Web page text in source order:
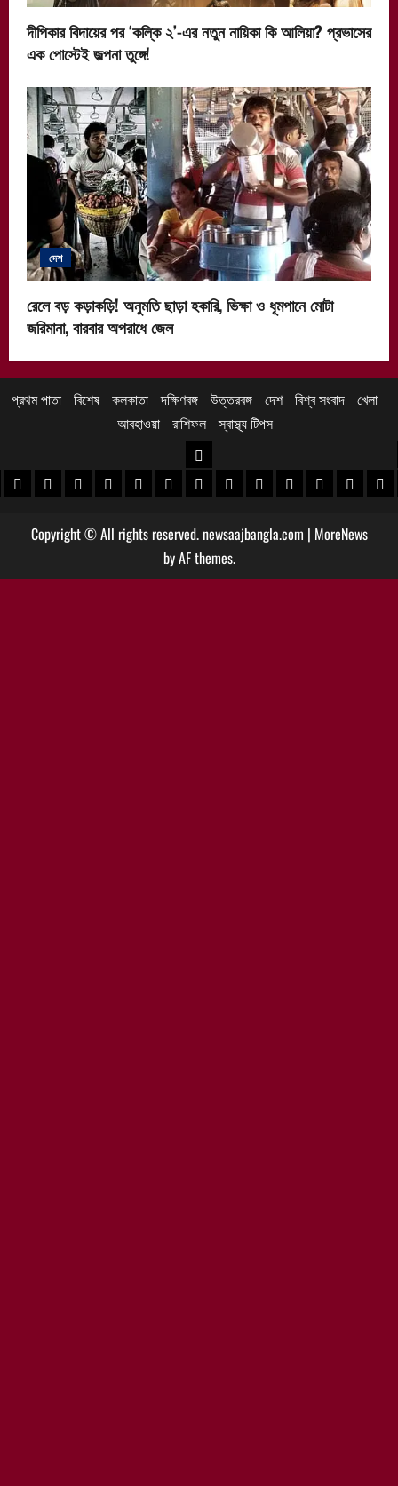
দীপিকার বিদায়ের পর ‘কল্কি ২’-এর নতুন নায়িকা কি আলিয়া? প্রভাসের
এক পোস্টেই জল্পনা তুঙ্গে!
দেশ
রেলে বড় কড়াকড়ি! অনুমতি ছাড়া হকারি, ভিক্ষা ও ধূমপানে মোটা
জরিমানা, বারবার অপরাধে জেল
প্রথম পাতা বিশেষ কলকাতা দক্ষিণবঙ্গ উত্তরবঙ্গ দেশ বিশ্ব সংবাদ খেলা
আবহাওয়া
রাশিফল স্বাস্থ্য টিপস
খবর
খবর
পুরুলিয়া খবর
বাঁকুড়া খবরপশ্চিম বর্ধমান খবর
পূর্ব বর্ধমান খবর
বীরভূম খবরমুর্শিদাবাদ খবর
উত্তরবঙ্গ
কোচবিহার নিউজ
আলিপুরদুয়ার খবর
জলপাইগুড়ি খবর
শিলিগুড়ি খবর
উত্তরদক্ষিণ
Copyright © All rights reserved. newsaajbangla.com | MoreNews
by AF themes.